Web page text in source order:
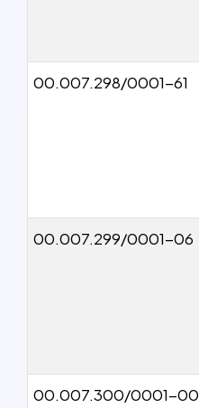
00.007.298/0001-61
00.007.299/0001-06
00.007.300/0001-00